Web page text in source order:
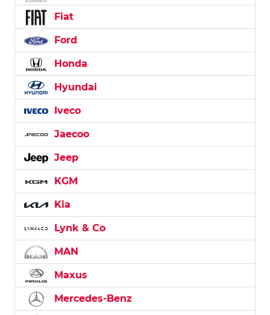
Fiat
Ford
Honda
Hyundai
Iveco
Jaecoo
Jeep
KGM
Kia
Lynk & Co
MAN
Maxus
Mercedes-Benz